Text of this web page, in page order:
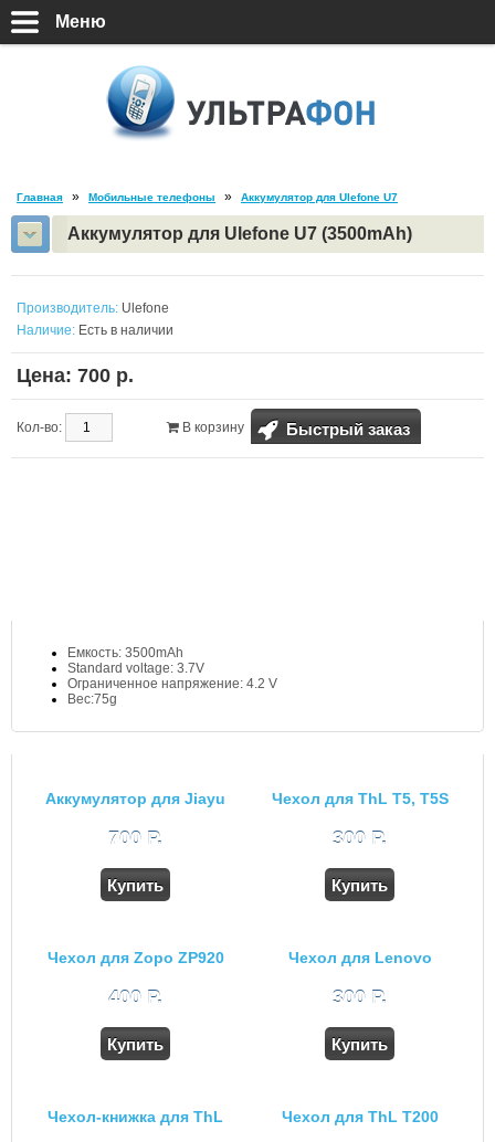
Меню
Телефоны Blackview
Гаджеты
Портативные зарядки
Главная » Мобильные телефоны » Аккумулятор для Ulefone U7
Аккумулятор для Ulefone U7 (3500mAh)
Производитель: Ulefone
Наличие: Есть в наличии
Цена: 700 р.
Кол-во: В корзину Быстрый заказ
Емкость: 3500mAh
Standard voltage: 3.7V
Ограниченное напряжение: 4.2 V
Вес:75g
Аккумулятор для Jiayu
700 Р.
Купить
Чехол для ThL T5, T5S
300 Р.
Купить
Чехол для Zopo ZP920
400 Р.
Купить
Чехол для Lenovo
300 Р.
Купить
Чехол-книжка для ThL
Чехол для ThL T200